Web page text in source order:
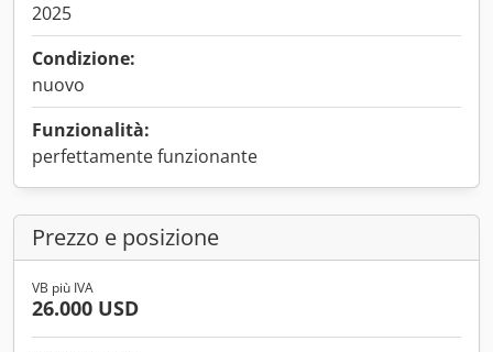
2025
Condizione:
nuovo
Funzionalità:
perfettamente funzionante
Prezzo e posizione
VB più IVA
26.000 USD